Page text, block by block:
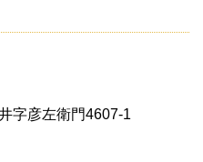
字彦左衛門4607-1